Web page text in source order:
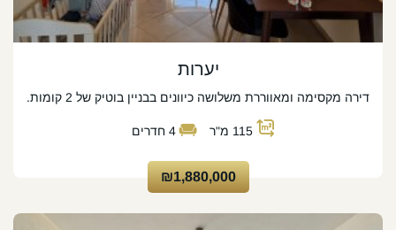
יערות
דירה מקסימה ומאווררת משלושה כיוונים בבניין בוטיק של 2 קומות.
115 מ"ר 4 חדרים
₪1,880,000